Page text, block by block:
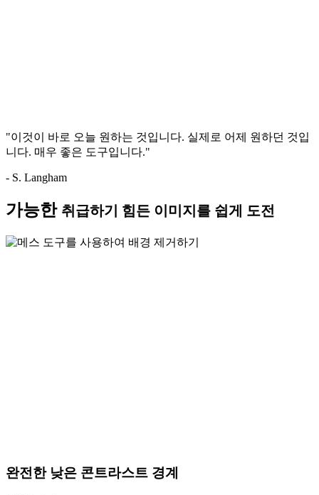
"이것이 바로 오늘 원하는 것입니다. 실제로 어제 원하던 것입
니다. 매우 좋은 도구입니다."
- S. Langham
가능한 취급하기 힘든 이미지를 쉽게 도전
완전한 낮은 콘트라스트 경계